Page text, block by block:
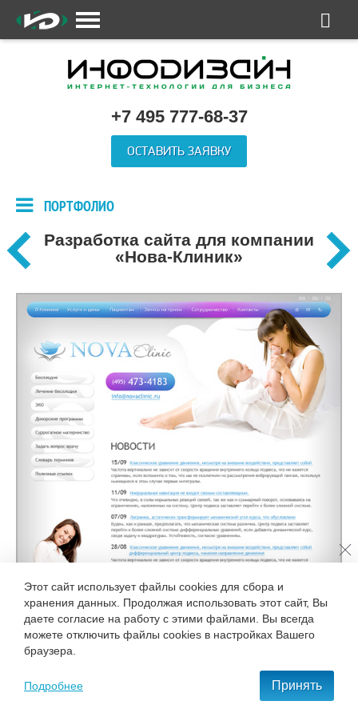
+7 495 777-68-37
ОСТАВИТЬ ЗАЯВКУ
ПОРТФОЛИО
Разработка сайта для компании
«Нова-Клиник»
Этот сайт использует файлы cookies для сбора и
хранения данных. Продолжая использовать этот сайт, Вы
даете согласие на работу с этими файлами. Вы всегда
можете отключить файлы cookies в настройках Вашего
браузера.
Подробнее Принять